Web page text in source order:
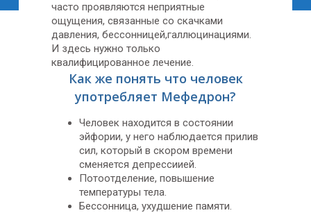
часто проявляются неприятные
ощущения, связанные со скачками
давления, бессонницей,галлюцинациями.
И здесь нужно только
квалифицированное лечение.
Как же понять что человек
употребляет Мефедрон?
Человек находится в состоянии
эйфории, у него наблюдается прилив
сил, который в скором времени
сменяется депрессиией.
Потоотделение, повышение
температуры тела.
Бессонница, ухудшение памяти.